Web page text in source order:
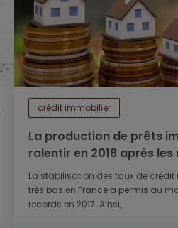
crédit immobilier
La production de prêts
ralentir en 2018 après les
La stabilisation des taux de
très bas en France a permis au
records en 2017. Ainsi,...